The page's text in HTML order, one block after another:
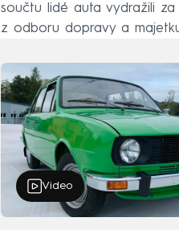
součtu lidé auta vydražili za
z odboru dopravy a
Video